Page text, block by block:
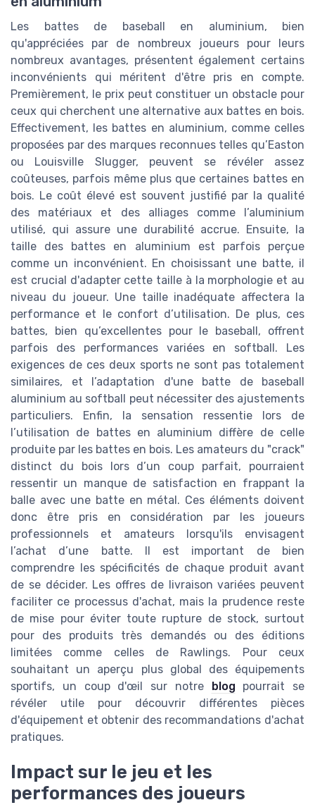
Les battes de baseball en aluminium, bien
qu'appréciées par de nombreux joueurs pour leurs
nombreux avantages, présentent également certains
inconvénients qui méritent d'être pris en compte.
Premièrement, le prix peut constituer un obstacle pour
ceux qui cherchent une alternative aux battes en bois.
Effectivement, les battes en aluminium, comme celles
proposées par des marques reconnues telles qu’Easton
ou Louisville Slugger, peuvent se révéler assez
coûteuses, parfois même plus que certaines battes en
bois. Le coût élevé est souvent justifié par la qualité
des matériaux et des alliages comme l’aluminium
utilisé, qui assure une durabilité accrue. Ensuite, la
taille des battes en aluminium est parfois perçue
comme un inconvénient. En choisissant une batte, il
est crucial d'adapter cette taille à la morphologie et au
niveau du joueur. Une taille inadéquate affectera la
performance et le confort d’utilisation. De plus, ces
battes, bien qu’excellentes pour le baseball, offrent
parfois des performances variées en softball. Les
exigences de ces deux sports ne sont pas totalement
similaires, et l’adaptation d'une batte de baseball
aluminium au softball peut nécessiter des ajustements
particuliers. Enfin, la sensation ressentie lors de
l’utilisation de battes en aluminium diffère de celle
produite par les battes en bois. Les amateurs du "crack"
distinct du bois lors d’un coup parfait, pourraient
ressentir un manque de satisfaction en frappant la
balle avec une batte en métal. Ces éléments doivent
donc être pris en considération par les joueurs
professionnels et amateurs lorsqu'ils envisagent
l’achat d’une batte. Il est important de bien
comprendre les spécificités de chaque produit avant
de se décider. Les offres de livraison variées peuvent
faciliter ce processus d'achat, mais la prudence reste
de mise pour éviter toute rupture de stock, surtout
pour des produits très demandés ou des éditions
limitées comme celles de Rawlings. Pour ceux
souhaitant un aperçu plus global des équipements
sportifs, un coup d'œil sur notre
blog pourrait se
révéler utile pour découvrir différentes pièces
d'équipement et obtenir des recommandations d'achat
pratiques.
Impact sur le jeu et les
performances des joueurs